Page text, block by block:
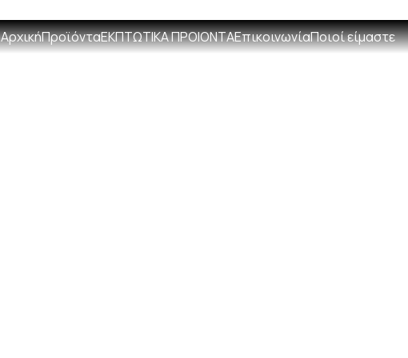
ΑρχικήΠροϊόνταΕΚΠΤΩΤΙΚΑ ΠΡΟΙΟΝΤΑΕπικοινωνίαΠοιοί είμαστε